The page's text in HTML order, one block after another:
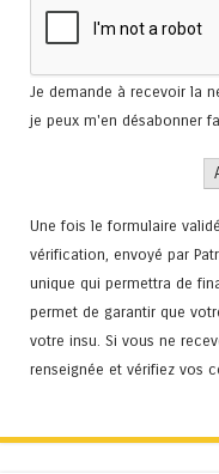
Je demande à recevoir la
je peux m'en désabonner
Une fois le formulaire
vérification, envoyé par
unique qui permettra de
permet de garantir que
votre insu. Si vous ne
renseignée et vérifiez vos